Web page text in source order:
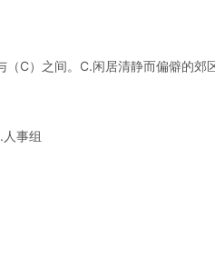
C）之间。C.闲居清静而偏僻的郊区
事组